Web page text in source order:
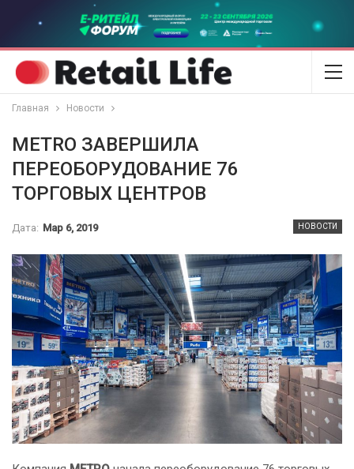
Главная Новости
METRO ЗАВЕРШИЛА
ПЕРЕОБОРУДОВАНИЕ 76
ТОРГОВЫХ ЦЕНТРОВ
НОВОСТИ
Дата: Мар 6, 2019